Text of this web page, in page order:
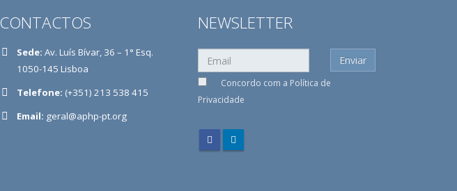
CONTACTOS
Sede: Av. Luís Bívar, 36 – 1° Esq.
1050-145 Lisboa
Telefone: (+351) 213 538 415
Email: geral@aphp-pt.org
NEWSLETTER
Concordo com a Política de
Privacidade